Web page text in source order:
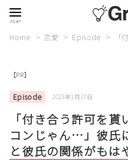
Home 恋愛 Episode
【PR】
Episode 2023年1月27日
「付き合う許可を
コンじゃん…」彼氏
と彼氏の関係がもは